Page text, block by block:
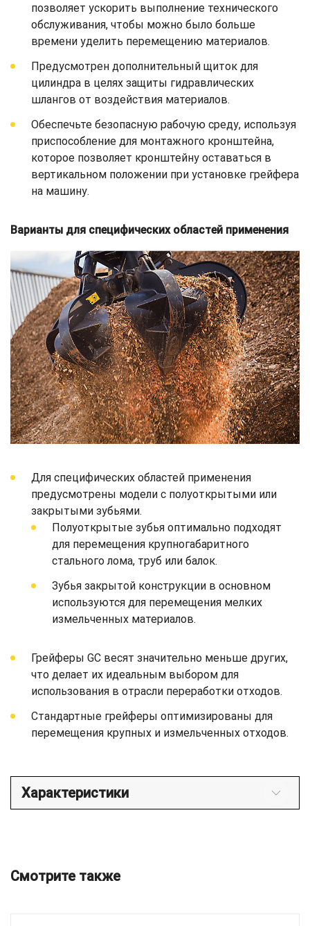
позволяет ускорить выполнение технического
обслуживания, чтобы можно было больше
времени уделить перемещению материалов.
Предусмотрен дополнительный щиток для
цилиндра в целях защиты гидравлических
шлангов от воздействия материалов.
Обеспечьте безопасную рабочую среду, используя
приспособление для монтажного кронштейна,
которое позволяет кронштейну оставаться в
вертикальном положении при установке грейфера
на машину.
Варианты для специфических областей применения
Для специфических областей применения
предусмотрены модели с полуоткрытыми или
закрытыми зубьями.
Полуоткрытые зубья оптимально подходят
для перемещения крупногабаритного
стального лома, труб или балок.
Зубья закрытой конструкции в основном
используются для перемещения мелких
измельченных материалов.
Грейферы GC весят значительно меньше других,
что делает их идеальным выбором для
использования в отрасли переработки отходов.
Стандартные грейферы оптимизированы для
перемещения крупных и измельченных отходов.
Характеристики
Смотрите также